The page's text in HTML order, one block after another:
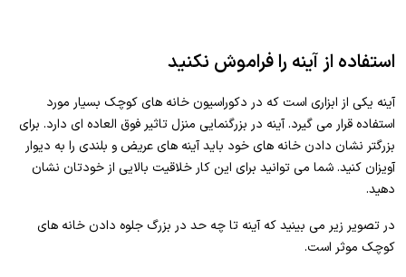
استفاده از آینه را فراموش نکنید
آینه یکی از ابزاری است که در دکوراسیون خانه های کوچک بسیار مورد
استفاده قرار می گیرد. آینه در بزرگنمایی منزل تاثیر فوق العاده ای دارد. برای
بزرگتر نشان دادن خانه های خود باید آینه های عریض و بلندی را به دیوار
آویزان کنید. شما می توانید برای این کار خلاقیت بالایی از خودتان نشان
دهید.
در تصویر زیر می بینید که آینه تا چه حد در بزرگ جلوه دادن خانه های
کوچک موثر است.